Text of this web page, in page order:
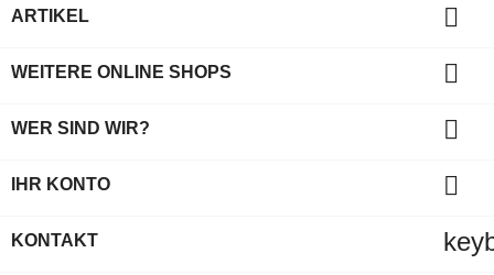
ARTIKEL 
WEITERE ONLINE SHOPS 
WER SIND WIR? 
IHR KONTO 
KONTAKT